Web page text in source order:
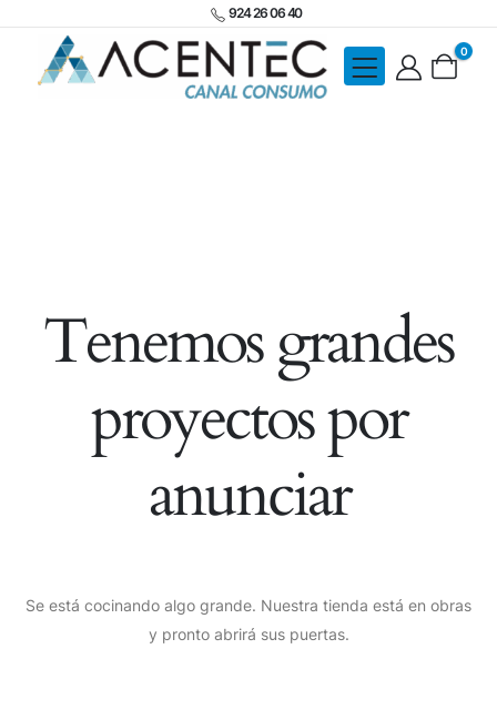
924 26 06 40
0
Tenemos grandes
proyectos por
anunciar
Se está cocinando algo grande. Nuestra tienda está en obras
y pronto abrirá sus puertas.